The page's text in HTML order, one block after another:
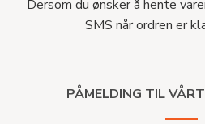
Dersom du ønsker å hente
SMS når ordren er
PÅMELDING TIL